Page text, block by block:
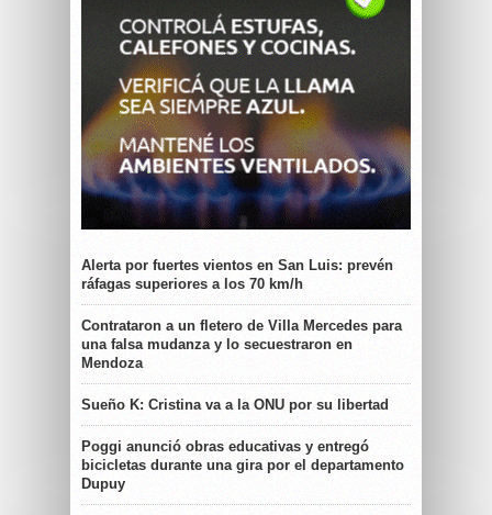
Alerta por fuertes vientos en San Luis: prevén
ráfagas superiores a los 70 km/h
Contrataron a un fletero de Villa Mercedes para
una falsa mudanza y lo secuestraron en
Mendoza
Sueño K: Cristina va a la ONU por su libertad
Poggi anunció obras educativas y entregó
bicicletas durante una gira por el departamento
Dupuy